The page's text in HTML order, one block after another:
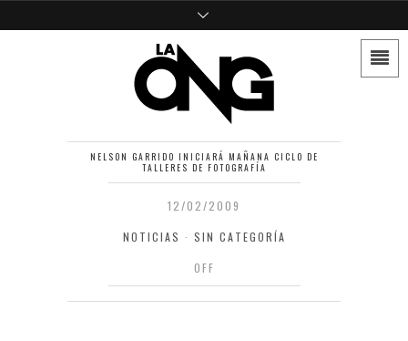
NELSON GARRIDO INICIARÁ MAÑANA CICLO DE
TALLERES DE FOTOGRAFÍA
12/02/2009
NOTICIAS · SIN CATEGORÍA
OFF